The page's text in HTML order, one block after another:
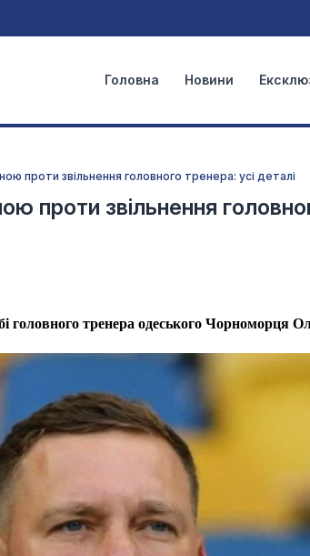
Головна Новини
проти звільнення головного тренера: усі деталі
проти звільнення
головного тренера одеського Чорноморця